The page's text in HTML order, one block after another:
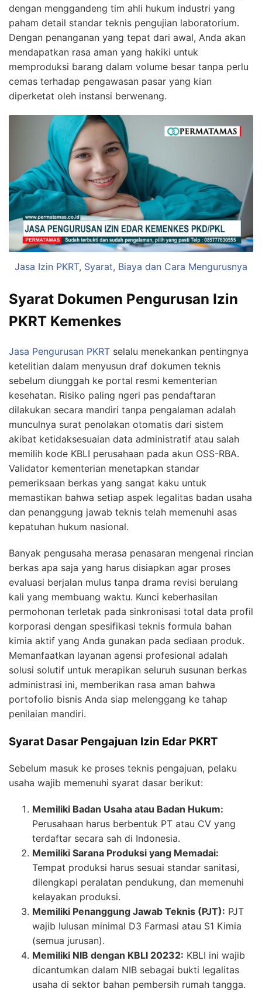
dengan menggandeng tim ahli hukum industri yang
paham detail standar teknis pengujian laboratorium.
Dengan penanganan yang tepat dari awal, Anda akan
mendapatkan rasa aman yang hakiki untuk
memproduksi barang dalam volume besar tanpa perlu
cemas terhadap pengawasan pasar yang kian
diperketat oleh instansi berwenang.
Jasa Izin PKRT, Syarat, Biaya dan Cara Mengurusnya
Syarat Dokumen Pengurusan Izin
PKRT Kemenkes
Jasa Pengurusan PKRT selalu menekankan pentingnya
ketelitian dalam menyusun draf dokumen teknis
sebelum diunggah ke portal resmi kementerian
kesehatan. Risiko paling ngeri pas pendaftaran
dilakukan secara mandiri tanpa pengalaman adalah
munculnya surat penolakan otomatis dari sistem
akibat ketidaksesuaian data administratif atau salah
memilih kode KBLI perusahaan pada akun OSS-RBA.
Validator kementerian menetapkan standar
pemeriksaan berkas yang sangat kaku untuk
memastikan bahwa setiap aspek legalitas badan usaha
dan penanggung jawab teknis telah memenuhi asas
kepatuhan hukum nasional.
Banyak pengusaha merasa penasaran mengenai rincian
berkas apa saja yang harus disiapkan agar proses
evaluasi berjalan mulus tanpa drama revisi berulang
kali yang membuang waktu. Kunci keberhasilan
permohonan terletak pada sinkronisasi total data profil
korporasi dengan spesifikasi teknis formula bahan
kimia aktif yang Anda gunakan pada sediaan produk.
Memanfaatkan layanan agensi profesional adalah
solusi solutif untuk merapikan seluruh susunan berkas
administrasi ini, memberikan rasa aman bahwa
portofolio bisnis Anda siap melenggang ke tahap
penilaian mandiri.
Syarat Dasar Pengajuan Izin Edar PKRT
Sebelum masuk ke proses teknis pengajuan, pelaku
usaha wajib memenuhi syarat dasar berikut:
Memiliki Badan Usaha atau Badan Hukum:
Perusahaan harus berbentuk PT atau CV yang
terdaftar secara sah di Indonesia.
Memiliki Sarana Produksi yang Memadai:
Tempat produksi harus sesuai standar sanitasi,
dilengkapi peralatan pendukung, dan memenuhi
kelayakan produksi.
Memiliki Penanggung Jawab Teknis (PJT): PJT
wajib lulusan minimal D3 Farmasi atau S1 Kimia
(semua jurusan).
Memiliki NIB dengan KBLI 20232: KBLI ini wajib
dicantumkan dalam NIB sebagai bukti legalitas
usaha di sektor bahan pembersih rumah tangga.